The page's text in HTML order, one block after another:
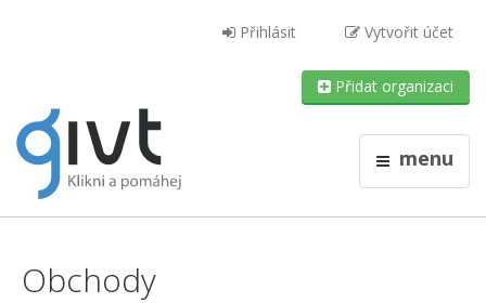
Přihlásit Vytvořit účet
Přidat organizaci
menu
Obchody